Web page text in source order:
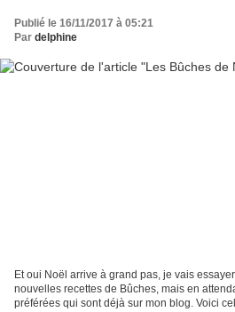
Publié le 16/11/2017 à 05:21
Par delphine
Et oui Noël arrive à grand pas, je vais
nouvelles recettes de Bûches, mais en
préférées qui sont déjà sur mon blog. Voici